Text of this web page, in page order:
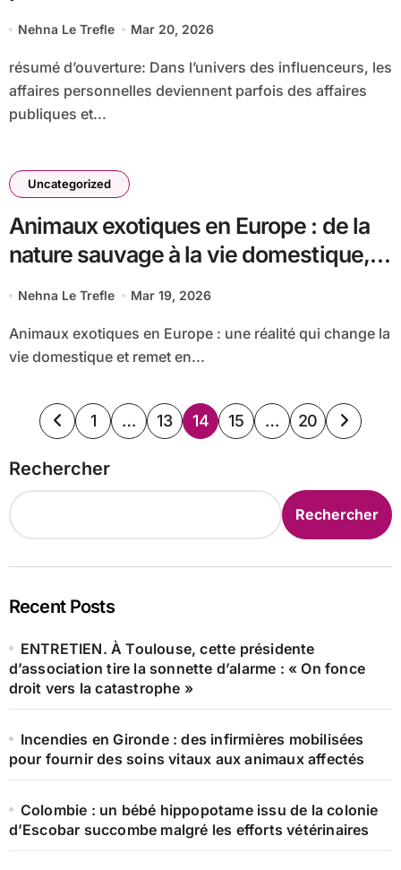
lance un appel vibrant à la justice
Nehna Le Trefle Mar 20, 2026
résumé d’ouverture: Dans l’univers des influenceurs, les
affaires personnelles deviennent parfois des affaires
publiques et...
Uncategorized
Animaux exotiques en Europe : de la
nature sauvage à la vie domestique,
entre captivité et capture
Nehna Le Trefle Mar 19, 2026
Animaux exotiques en Europe : une réalité qui change la
vie domestique et remet en...
Pagination
publications
1 … 13 14 15 … 20
Rechercher
Rechercher
Recent Posts
ENTRETIEN. À Toulouse, cette présidente
d’association tire la sonnette d’alarme : « On fonce
droit vers la catastrophe »
Incendies en Gironde : des infirmières mobilisées
pour fournir des soins vitaux aux animaux affectés
Colombie : un bébé hippopotame issu de la colonie
d’Escobar succombe malgré les efforts vétérinaires